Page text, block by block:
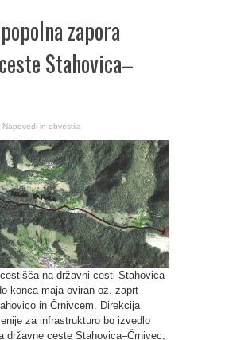
zapora
Stahovica–
Napovedi in obvestila
na državni cesti Stahovica
konca maja oviran oz. zaprt
in Črnivcem. Direkcija
za infrastrukturo bo izvedlo
državne ceste Stahovica–Črnivec,